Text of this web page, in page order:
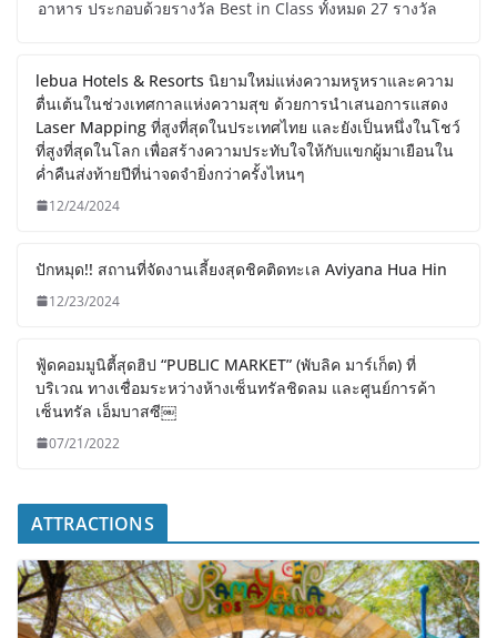
อาหาร ประกอบด้วยรางวัล Best in Class ทั้งหมด 27 รางวัล
lebua Hotels & Resorts นิยามใหม่แห่งความหรูหราและความ
ตื่นเต้นในช่วงเทศกาลแห่งความสุข ด้วยการนำเสนอการแสดง
Laser Mapping ที่สูงที่สุดในประเทศไทย และยังเป็นหนึ่งในโชว์
ที่สูงที่สุดในโลก เพื่อสร้างความประทับใจให้กับแขกผู้มาเยือนใน
ค่ำคืนส่งท้ายปีที่น่าจดจำยิ่งกว่าครั้งไหนๆ
12/24/2024
ปักหมุด!! สถานที่จัดงานเลี้ยงสุดชิคติดทะเล Aviyana Hua Hin
12/23/2024
ฟู้ดคอมมูนิตี้สุดฮิป “PUBLIC MARKET” (พับลิค มาร์เก็ต) ที่
บริเวณ ทางเชื่อมระหว่างห้างเซ็นทรัลชิดลม และศูนย์การค้า
เซ็นทรัล เอ็มบาสซี￼
07/21/2022
ATTRACTIONS